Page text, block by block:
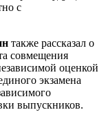
с
также рассказал о
совмещения
оценкой
экзамена
выпускников.